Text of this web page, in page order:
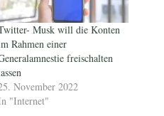
Musk will die Konten
Rahmen einer
freischalten
November 2022
"Internet"